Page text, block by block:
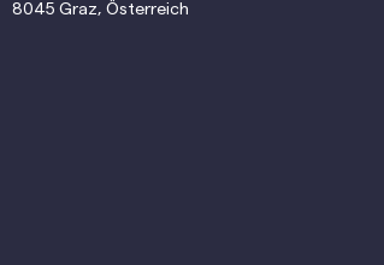
8045 Graz, Österreich